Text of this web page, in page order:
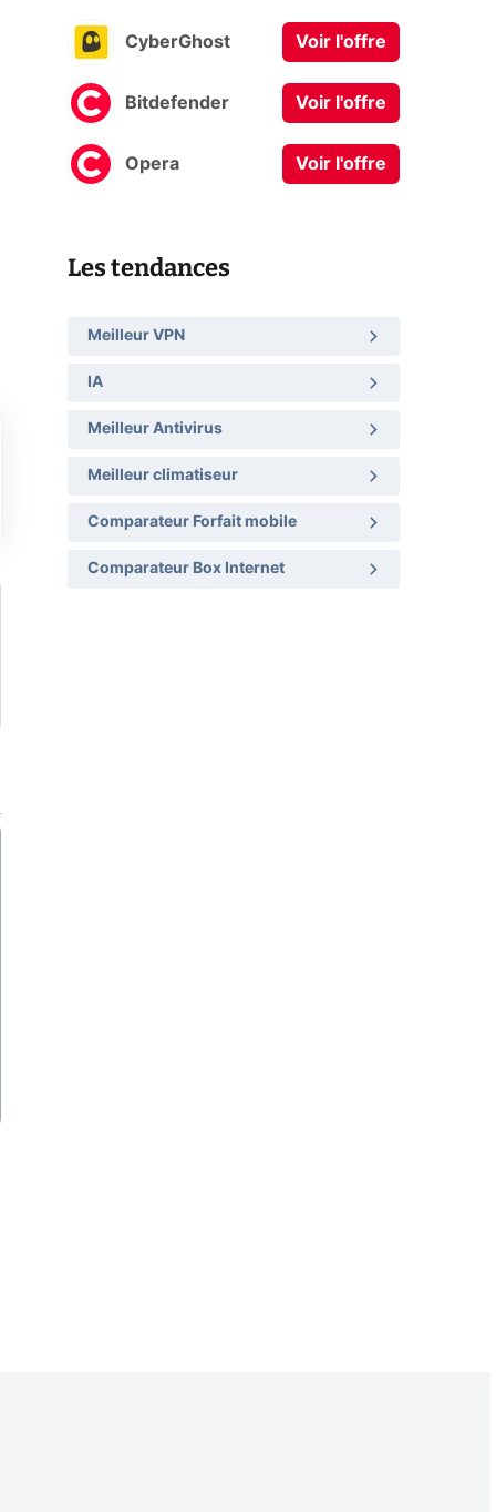
CyberGhost Voir l'offre
Bitdefender Voir l'offre
Opera Voir l'offre
Les tendances
Meilleur VPN
IA
Meilleur Antivirus
Meilleur climatiseur
Comparateur Forfait mobile
Comparateur Box Internet